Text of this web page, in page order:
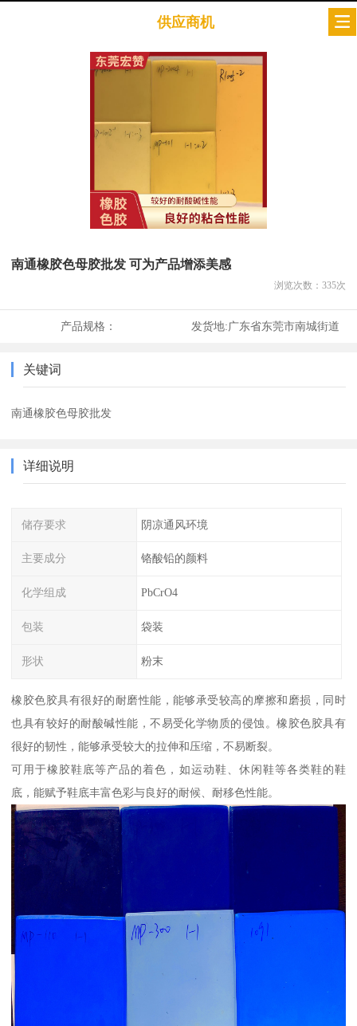
供应商机
南通橡胶色母胶批发 可为产品增添美感
浏览次数： 335次
产品规格： 发货地:广东省东莞市南城街道
关键词
南通橡胶色母胶批发
详细说明
储存要求 阴凉通风环境
主要成分 铬酸铅的颜料
化学组成 PbCrO4
包装 袋装
形状 粉末
橡胶色胶具有很好的耐磨性能，能够承受较高的摩擦和磨损，同时
也具有较好的耐酸碱性能，不易受化学物质的侵蚀。橡胶色胶具有
很好的韧性，能够承受较大的拉伸和压缩，不易断裂。
可用于橡胶鞋底等产品的着色，如运动鞋、休闲鞋等各类鞋的鞋
底，能赋予鞋底丰富色彩与良好的耐候、耐移色性能。